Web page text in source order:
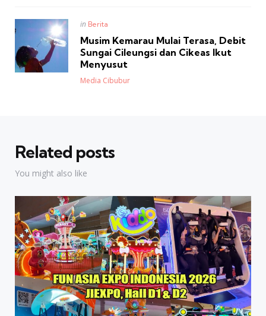
Posted
in Berita
Musim Kemarau Mulai Terasa, Debit
Sungai Cileungsi dan Cikeas Ikut
Menyusut
Posted
Media Cibubur
Related posts
You might also like